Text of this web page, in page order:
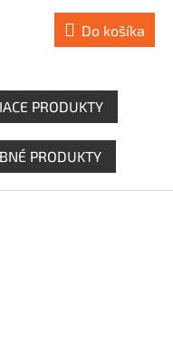
Do košíka
PRODUKTY
PRODUKTY